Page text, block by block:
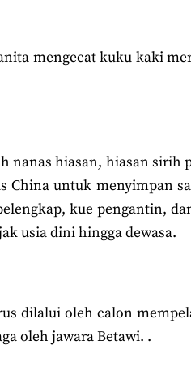
mengecat kuku kaki
nanas hiasan, hiasan sirih
China untuk menyimpan
kue pengantin,
usia dini hingga dewasa.
dilalui oleh calon
oleh jawara Betawi. .